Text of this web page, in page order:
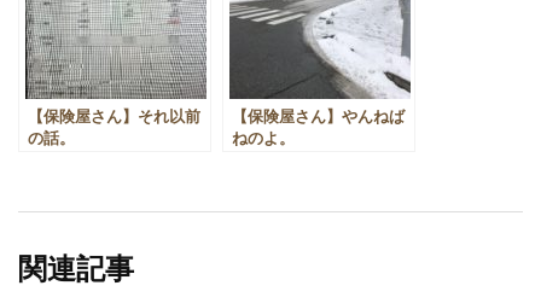
【保険屋さん】それ以前
の話。
【保険屋さん】やんねば
ねのよ。
関連記事